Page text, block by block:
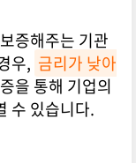
증해주는 기관
우, 금리가 낮아
을 통해 기업의
수 있습니다.